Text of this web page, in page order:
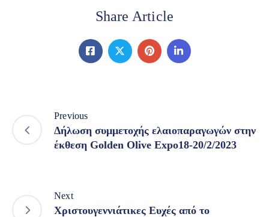
Share Article
Previous
Δήλωση συμμετοχής ελαιοπαραγωγών στην
έκθεση Golden Olive Expo18-20/2/2023
Next
Χριστουγεννιάτικες Ευχές από το